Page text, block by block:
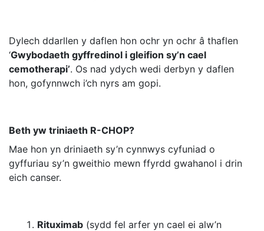
Dylech ddarllen y daflen hon ochr yn ochr â thaflen
‘Gwybodaeth gyffredinol i gleifion sy’n cael
cemotherapi’. Os nad ydych wedi derbyn y daflen
hon, gofynnwch i’ch nyrs am gopi.
Beth yw triniaeth R-CHOP?
Mae hon yn driniaeth sy’n cynnwys cyfuniad o
gyffuriau sy’n gweithio mewn ffyrdd gwahanol i drin
eich canser.
Rituximab (sydd fel arfer yn cael ei alw’n